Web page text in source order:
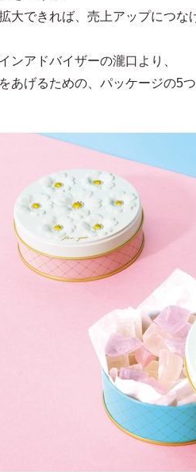
大できれば、売上アップにつな
ンアドバイザーの瀧口より、
あげるための、パッケージの5